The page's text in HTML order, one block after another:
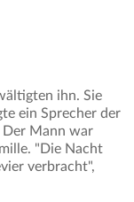
ihn. Sie
ein Sprecher der
Der Mann war
"Die Nacht
verbracht",